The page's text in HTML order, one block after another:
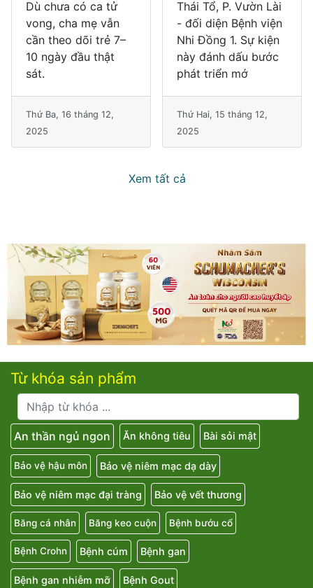
Thái Tổ, P. Vườn Lài
- đối diện Bệnh viện
Nhi Đồng 1. Sự kiện
này đánh dấu bước
phát triển mớ
Thứ Hai, 15 tháng 12,
2025
cộng đồng, gây ảnh
hưởng nghiêm trọng
đến sức khỏe, chất
lượng cuộc sống và
là gánh nặng
Thứ Ba, 11 tháng 11, 2025
Xem tất cả
Từ khóa sản phẩm
An thần ngủ ngon Ăn không tiêu Bài sỏi mật
Bảo vệ hậu môn Bảo vệ niêm mạc dạ dày
Bảo vệ niêm mạc đại tràng Bảo vệ vết thương
Băng cá nhân Băng keo cuộn Bệnh bướu cổ
Bệnh Crohn Bệnh cúm Bệnh gan
Bệnh gan nhiễm mỡ Bệnh Gout